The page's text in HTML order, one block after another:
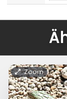
Zoom